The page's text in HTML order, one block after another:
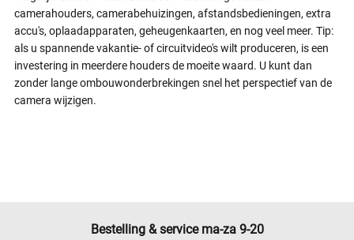
camerahouders, camerabehuizingen, afstandsbedieningen, extra
accu's, oplaadapparaten, geheugenkaarten, en nog veel meer. Tip:
als u spannende vakantie- of circuitvideo's wilt produceren, is een
investering in meerdere houders de moeite waard. U kunt dan
zonder lange ombouwonderbrekingen snel het perspectief van de
camera wijzigen.
Bestelling & service ma-za 9-20